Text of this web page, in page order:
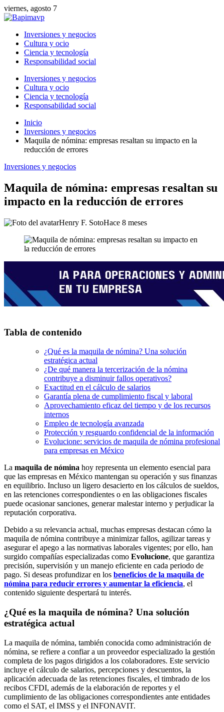
viernes, agosto 7
Inversiones y negocios
Cultura y ocio
Ciencia y tecnología
Responsabilidad social
Inversiones y negocios
Cultura y ocio
Ciencia y tecnología
Responsabilidad social
Inicio
Inversiones y negocios
Maquila de nómina: empresas resaltan su impacto en la
reducción de errores
Inversiones y negocios
Maquila de nómina: empresas resaltan su
impacto en la reducción de errores
Henry F. SotoHace 8 meses
Tabla de contenido
¿Qué es la maquila de nómina? Una solución
estratégica actual
¿De qué manera la tercerización de la nómina
contribuye a disminuir fallos operativos?
Exactitud en el cálculo de salarios
Garantía plena de cumplimiento fiscal y laboral
Aprovechamiento eficaz del tiempo y de los recursos
internos
Empleo de tecnología avanzada
Protección y resguardo confidencial de la información
Evolucione: servicios de maquila de nómina profesional
para empresas en México
La maquila de nómina hoy representa un elemento esencial para
que las empresas en México mantengan su operación y sus finanzas
en equilibrio. Incluso un ligero desacierto en los cálculos de sueldos,
en las retenciones correspondientes o en las obligaciones fiscales
puede ocasionar sanciones, generar malestar interno y perjudicar la
reputación corporativa.
Debido a su relevancia actual, muchas empresas destacan cómo la
maquila de nómina contribuye a minimizar fallos, agilizar tareas y
asegurar el apego a las normativas laborales vigentes; por ello, han
surgido compañías especializadas como Evolucione, que garantiza
precisión, supervisión y un manejo eficiente en cada periodo de
pago. Si deseas profundizar en los beneficios de la maquila de
nómina para reducir errores y aumentar la eficiencia, el
contenido siguiente despertará tu interés.
¿Qué es la maquila de nómina? Una solución
estratégica actual
La maquila de nómina, también conocida como administración de
nómina, se refiere a confiar a un proveedor especializado la gestión
completa de los pagos dirigidos a los colaboradores. Este servicio
incluye el cálculo de salarios, percepciones y descuentos, la
aplicación adecuada de las retenciones fiscales, el timbrado de los
recibos CFDI, además de la elaboración de reportes y el
cumplimiento de las obligaciones correspondientes ante entidades
como el SAT, el IMSS y el INFONAVIT.